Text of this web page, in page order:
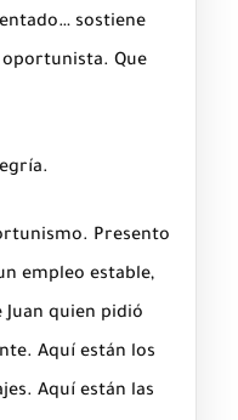
sostiene
Que
Presento
empleo estable,
quien pidió
Aquí están los
Aquí están las